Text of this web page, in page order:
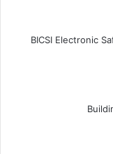
BICSI Electronic